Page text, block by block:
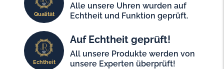
Qualität
Alle unsere Uhren wurden auf
Echtheit und Funktion geprüft.
Echtheit
Auf Echtheit geprüft!
All unsere Produkte werden von
unsere Experten überprüft!